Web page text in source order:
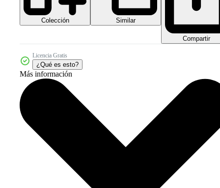
Colección Similar
Compartir
Licencia Gratis
¿Qué es esto?
Más información